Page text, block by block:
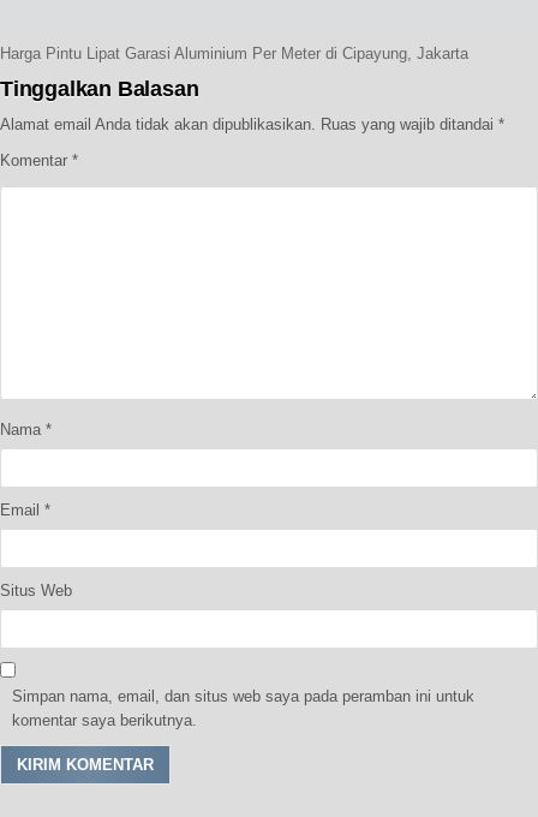
Harga Pintu Lipat Garasi Aluminium Per Meter di Cipayung, Jakarta
Tinggalkan Balasan
Alamat email Anda tidak akan dipublikasikan. Ruas yang wajib ditandai *
Komentar *
Nama *
Email *
Situs Web
Simpan nama, email, dan situs web saya pada peramban ini untuk
komentar saya berikutnya.